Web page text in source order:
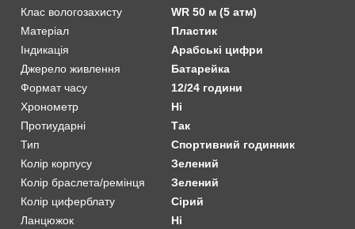
Клас вологозахисту
WR 50 м (5 атм)
Матеріал
Пластик
Індикація
Арабські цифри
Джерело живлення
Батарейка
Формат часу
12/24 години
Хронометр
Ні
Протиударні
Так
Тип
Спортивний годинник
Колір корпусу
Зелений
Колір браслета/ремінця
Зелений
Колір циферблату
Сірий
Ланцюжок
Ні